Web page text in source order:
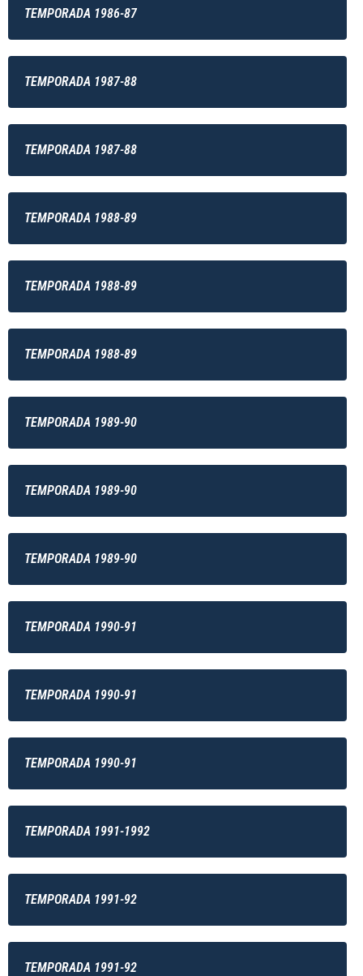
TEMPORADA 1986-87
TEMPORADA 1987-88
TEMPORADA 1987-88
TEMPORADA 1988-89
TEMPORADA 1988-89
TEMPORADA 1988-89
TEMPORADA 1989-90
TEMPORADA 1989-90
TEMPORADA 1989-90
TEMPORADA 1990-91
TEMPORADA 1990-91
TEMPORADA 1990-91
TEMPORADA 1991-1992
TEMPORADA 1991-92
TEMPORADA 1991-92